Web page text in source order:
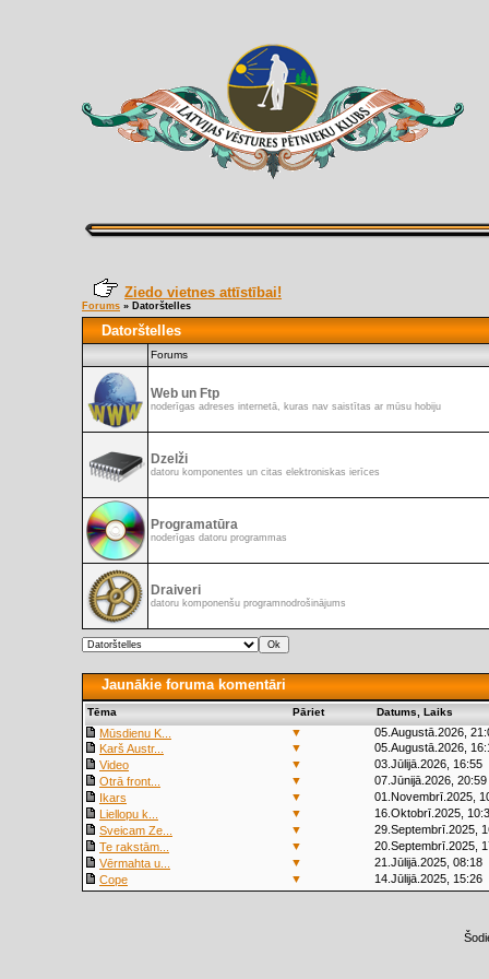
Ziedo vietnes attīstībai!
Forums » Datorštelles
Datorštelles
Forums
Web un Ftp
noderīgas adreses internetā, kuras nav saistītas ar mūsu hobiju
Dzelži
datoru komponentes un citas elektroniskas ierīces
Programatūra
noderīgas datoru programmas
Draiveri
datoru komponenšu programnodrošinājums
Jaunākie foruma komentāri
Tēma Pāriet Datums, Laiks
Mūsdienu K... ▼
05.Augustā.2026,
Karš Austr...
▼
05.Augustā.2026,
Video
▼
03.Jūlijā.2026, 16:55
Otrā front...
▼
07.Jūnijā.2026, 20:59
Ikars
▼
01.Novembrī.2025,
Liellopu k...
▼
16.Oktobrī.2025,
Sveicam Ze...
▼
29.Septembrī.2025,
Te rakstām...
▼
20.Septembrī.2025,
Vērmahta u...
▼
21.Jūlijā.2025, 08:18
Cope
▼ 14.Jūlijā.2025, 15:26